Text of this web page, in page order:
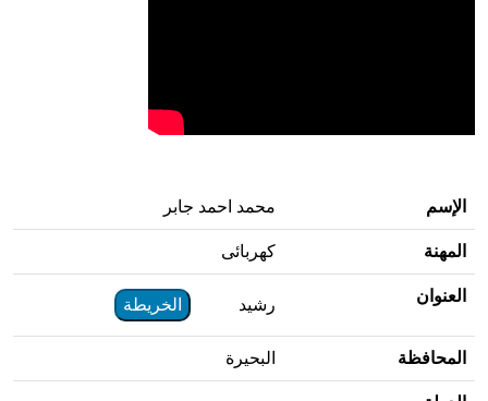
الإسم محمد احمد جابر
المهنة كهربائى
العنوان رشيد الخريطة
المحافظة البحيرة